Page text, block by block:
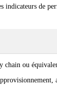
indicateurs de
chain ou